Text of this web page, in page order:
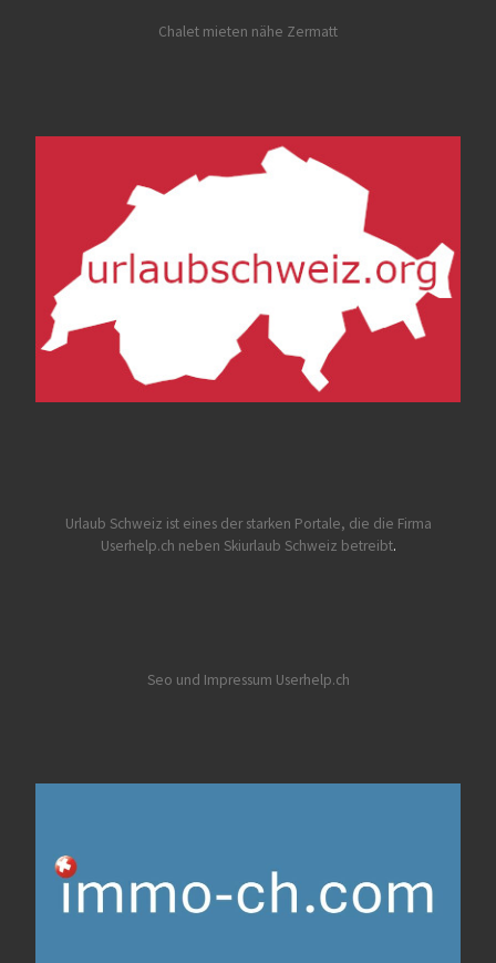
Chalet mieten nähe Zermatt
Urlaub Schweiz ist eines der starken Portale, die die Firma
Userhelp.ch neben Skiurlaub Schweiz betreibt.
Seo und Impressum Userhelp.ch